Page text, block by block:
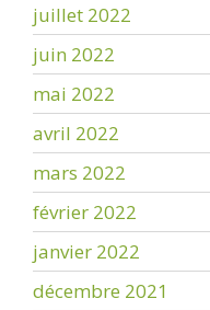
juillet 2022
juin 2022
mai 2022
avril 2022
mars 2022
février 2022
janvier 2022
décembre 2021